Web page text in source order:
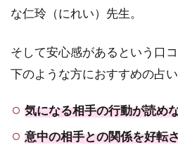
な仁玲（にれい）先生。
そして安心感があるという口
下のような方におすすめの占い
気になる相手の行動が読め
意中の相手との関係を好転